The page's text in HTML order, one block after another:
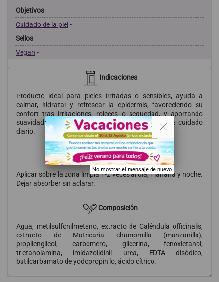
Objetivos
Cuidado de la piel-
Sellos
Vegan -
Indicaciones
Producto ideal para pieles irritadas o sensibles, ayuda a
calmar, hidratar y refrescar la epidermis, favoreciendo su
confort tras irritaciones, rojeces o sequedad, y aportando
suavidad y alivio cutáneo dentro de una rutina de cuidado
diario.
Modo de empleo
Aplicar sobre la zona limpia 1-2 veces al día, mañana y noche.
Dejar absorber sin aclarar.
Composición
Agua, metilsulfonilmetano, extracto de Caléndula officinalis,
extracto de Matricaria chamomilla (manzanilla),
propilenglicol, carbómero, glicerina, fenoxietanol,
trietanolamina, imidazolidinil urea, EDTA disódico,
butilcarbamato de yodopropinilo, ácido cítrico.
. .
No mostrar el mensaje de nuevo